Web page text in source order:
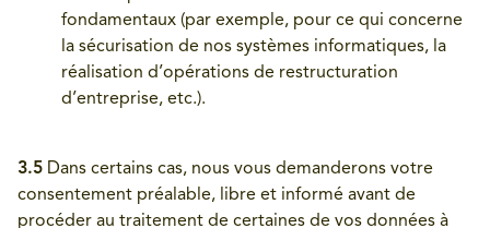
fondamentaux (par exemple, pour ce qui concerne
la sécurisation de nos systèmes informatiques, la
réalisation d’opérations de restructuration
d’entreprise, etc.).
3.5 Dans certains cas, nous vous demanderons votre
consentement préalable, libre et informé avant de
procéder au traitement de certaines de vos données à